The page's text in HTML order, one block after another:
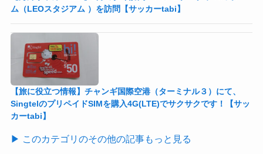
ム（LEOスタジアム ）を訪問【サッカーtabi】
【旅に役立つ情報】チャンギ国際空港（ターミナル３）にて、
SingtelのプリペイドSIMを購入4G(LTE)でサクサクです！【サッ
カーtabi】
▶ このカテゴリのその他の記事もっと見る